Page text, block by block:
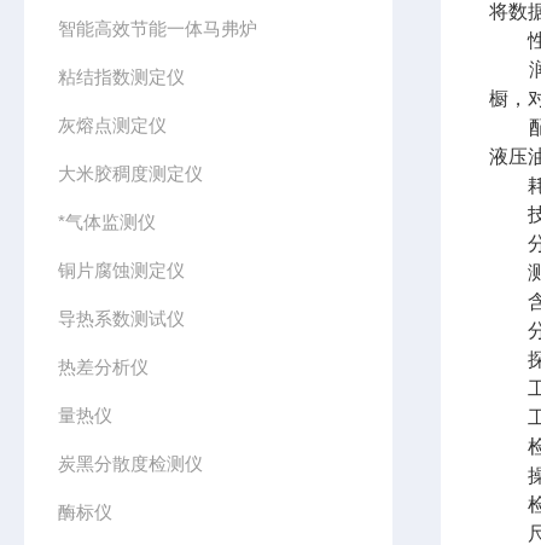
智能高效节能一体马弗炉
粘结指数测定仪
灰熔点测定仪
大米胶稠度测定仪
*气体监测仪
铜片腐蚀测定仪
导热系数测试仪
热差分析仪
量热仪
炭黑分散度检测仪
酶标仪
将数
性
润
橱，
配
液压
耗
技
分
测
含
分
探
工
工
检
操
检
尺